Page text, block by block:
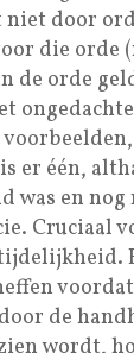
niet door
die orde
de orde
er één,
was en
Cruciaal
de